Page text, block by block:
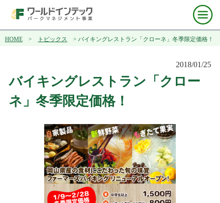
HOME > トピックス > バイキングレストラン「クローネ」冬季限定価格！
2018/01/25
バイキングレストラン「クロー
ネ」冬季限定価格！